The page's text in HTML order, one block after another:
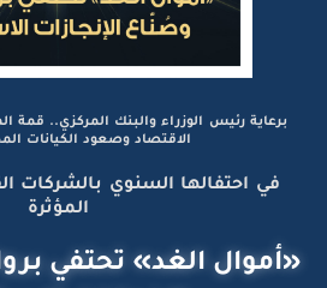
برعاية رئيس الوزراء والبنك المركزي.. قمة
الاقتصاد وصعود الكيانات
في احتفالها السنوي بالشركات
المؤثرة
«أموال الغد» تحتفي